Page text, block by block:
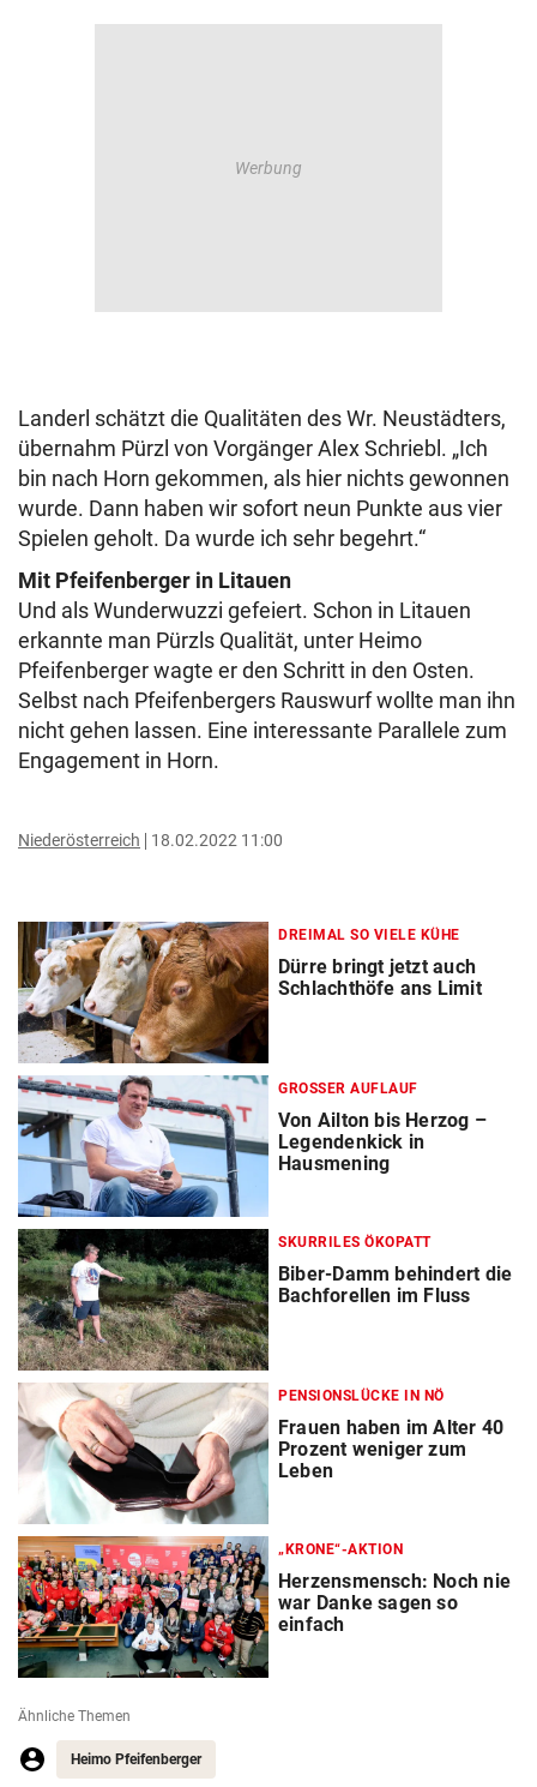
Landerl schätzt die Qualitäten des Wr. Neustädters,
übernahm Pürzl von Vorgänger Alex Schriebl. „Ich
bin nach Horn gekommen, als hier nichts gewonnen
wurde. Dann haben wir sofort neun Punkte aus vier
Spielen geholt. Da wurde ich sehr begehrt.“
Mit Pfeifenberger in Litauen
Und als Wunderwuzzi gefeiert. Schon in Litauen
erkannte man Pürzls Qualität, unter Heimo
Pfeifenberger wagte er den Schritt in den Osten.
Selbst nach Pfeifenbergers Rauswurf wollte man ihn
nicht gehen lassen. Eine interessante Parallele zum
Engagement in Horn.
Niederösterreich 18.02.2022 11:00
DREIMAL SO VIELE KÜHE
Dürre bringt jetzt auch
Schlachthöfe ans Limit
GROSSER AUFLAUF
Von Ailton bis Herzog –
Legendenkick in
Hausmening
SKURRILES ÖKOPATT
Biber-Damm behindert die
Bachforellen im Fluss
PENSIONSLÜCKE IN NÖ
Frauen haben im Alter 40
Prozent weniger zum
Leben
„KRONE“-AKTION
Herzensmensch: Noch nie
war Danke sagen so
einfach
Ähnliche Themen
Heimo Pfeifenberger